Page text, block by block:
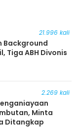
21.996 kali
Background
Tiga ABH Divonis
2.269 kali
Minta
Ditangkap